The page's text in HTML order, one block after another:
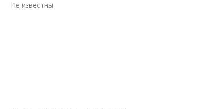
Не известны